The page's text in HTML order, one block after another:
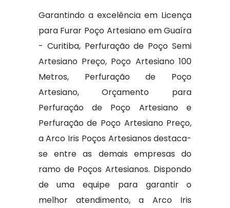
Garantindo a excelência em Licença
para Furar Poço Artesiano em Guaíra
- Curitiba, Perfuração de Poço Semi
Artesiano Preço, Poço Artesiano 100
Metros, Perfuração de Poço
Artesiano, Orçamento para
Perfuração de Poço Artesiano e
Perfuração de Poço Artesiano Preço,
a Arco Iris Poços Artesianos destaca-
se entre as demais empresas do
ramo de Poços Artesianos. Dispondo
de uma equipe para garantir o
melhor atendimento, a Arco Iris